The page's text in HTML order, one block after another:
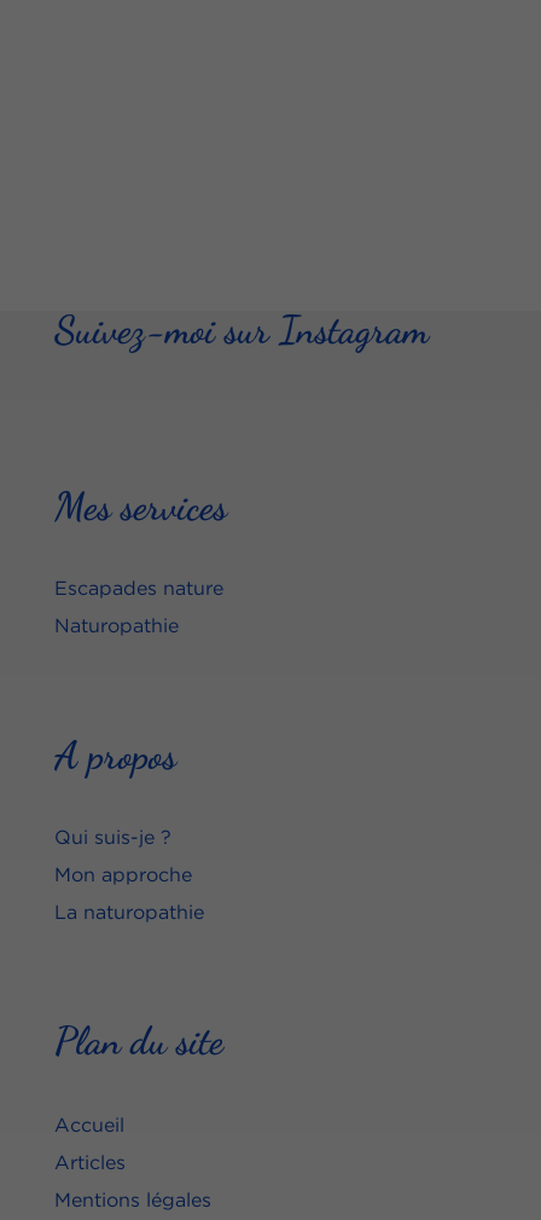
Suivez-moi sur Instagram
Mes services
Escapades nature
Naturopathie
A propos
Qui suis-je ?
Mon approche
La naturopathie
Plan du site
Accueil
Articles
Mentions légales